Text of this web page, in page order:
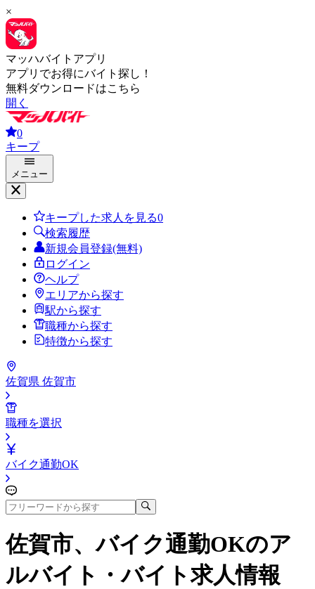
×
マッハバイトアプリ
アプリでお得にバイト探し！
無料ダウンロードはこちら
開く
0
キープ
メニュー
キープした求人を見る0
検索履歴
新規会員登録(無料)
ログイン
ヘルプ
エリアから探す
駅から探す
職種から探す
特徴から探す
佐賀県 佐賀市
職種を選択
バイク通勤OK
佐賀市、バイク通勤OKのア
ルバイト・バイト求人情報